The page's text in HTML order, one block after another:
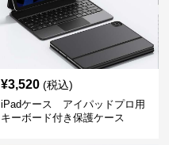
¥3,520 (税込)
iPadケース アイパッドプロ用
キーボード付き保護ケース